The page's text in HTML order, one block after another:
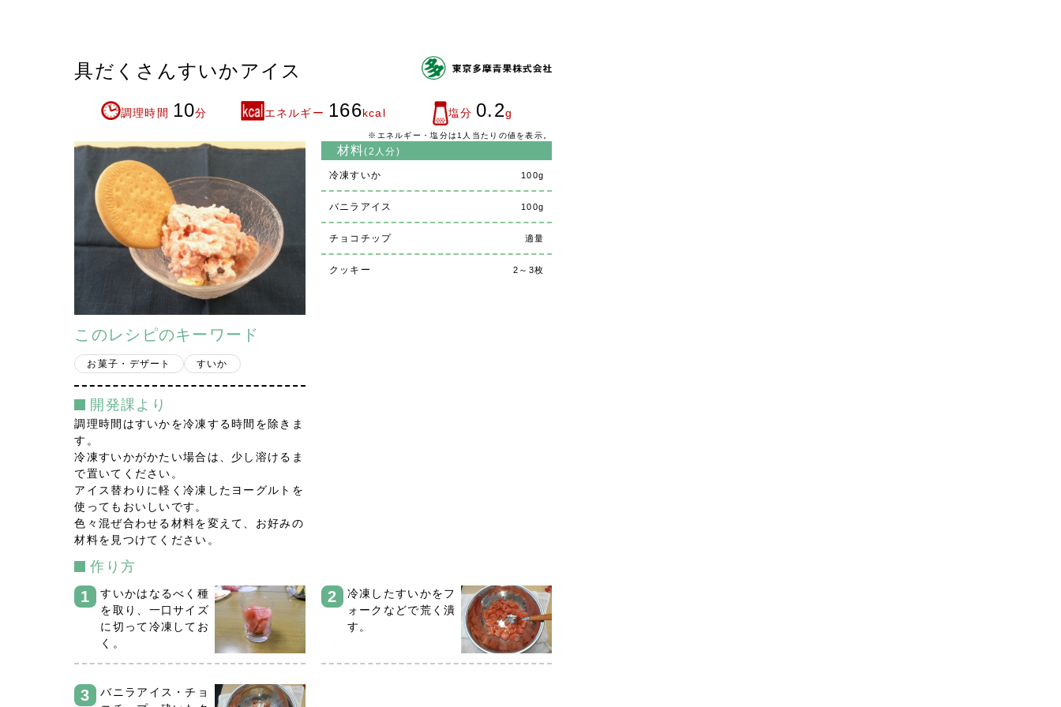
具だくさんすいかアイス
調理時間 10分 エネルギー 166kcal 塩分 0.2g
※エネルギー・塩分は1人当たりの値を表示。
このレシピのキーワード
お菓子・デザート すいか
開発課より
調理時間はすいかを冷凍する時間を除きま
す。
冷凍すいかがかたい場合は、少し溶けるま
で置いてください。
アイス替わりに軽く冷凍したヨーグルトを
使ってもおいしいです。
色々混ぜ合わせる材料を変えて、お好みの
材料を見つけてください。
材料(2人分)
冷凍すいか 100g
バニラアイス 100g
チョコチップ 適量
クッキー 2～3枚
作り方
すいかはなるべく種
を取り、一口サイズ
に切って冷凍してお
く。
冷凍したすいかをフ
ォークなどで荒く潰
す。
バニラアイス・チョ